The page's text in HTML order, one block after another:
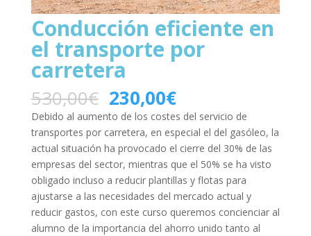
Conducción eficiente en
el transporte por
carretera
530,00€ 230,00€
Debido al aumento de los costes del servicio de
transportes por carretera, en especial el del gasóleo, la
actual situación ha provocado el cierre del 30% de las
empresas del sector, mientras que el 50% se ha visto
obligado incluso a reducir plantillas y flotas para
ajustarse a las necesidades del mercado actual y
reducir gastos, con este curso queremos concienciar al
alumno de la importancia del ahorro unido tanto al